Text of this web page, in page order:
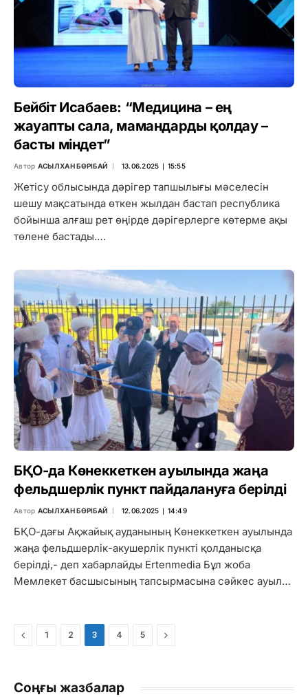
Бейбіт Исабаев: “Медицина – ең
жауапты сала, мамандарды қолдау –
басты міндет”
Автор АСЫЛХАН БӨРІБАЙ 13.06.2025 ∣ 15:55
Жетісу облысында дәрігер тапшылығы мәселесін
шешу мақсатында өткен жылдан бастап республика
бойынша алғаш рет өңірде дәрігерлерге көтерме ақы
төлене бастады.…
БҚО-да Көнеккеткен ауылында жаңа
фельдшерлік пункт пайдалануға берілді
Автор АСЫЛХАН БӨРІБАЙ 12.06.2025 ∣ 14:49
БҚО-дағы Ақжайық ауданының Көнеккеткен ауылында
жаңа фельдшерлік-акушерлік пункті қолданысқа
берілді,- деп хабарлайды Ertenmedia Бұл жоба
Мемлекет басшысының тапсырмасына сәйкес ауыл…
Previous
1 2 3 4 5 Next
Соңғы жазбалар